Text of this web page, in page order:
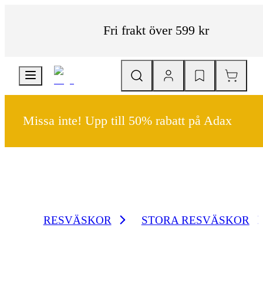
Fri frakt över 599 kr
Missa inte! Upp till 50% rabatt på Adax
RESVÄSKOR STORA RESVÄSKOR